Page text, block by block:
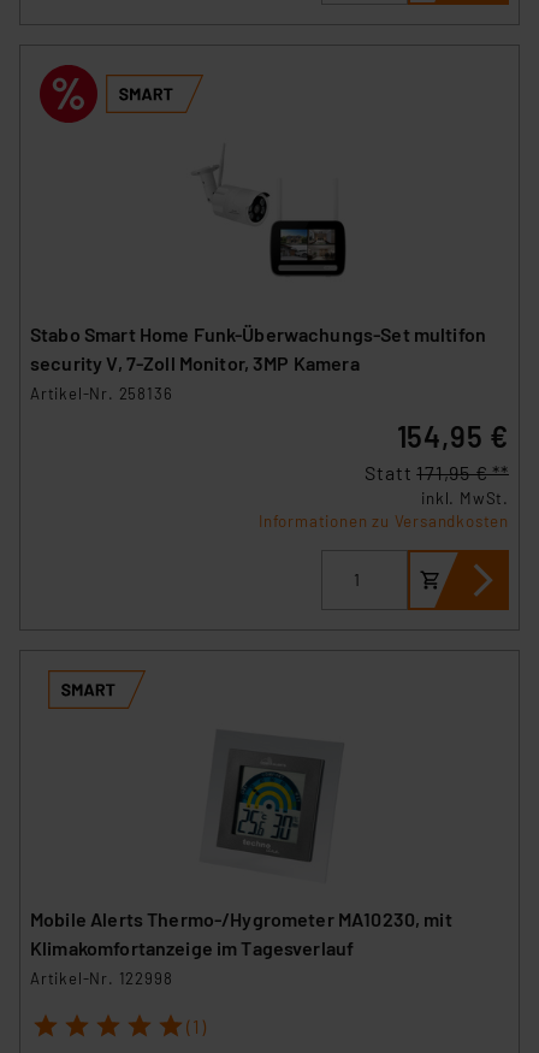
Stabo Smart Home Funk-Überwachungs-Set multifon
security V, 7-Zoll Monitor, 3MP Kamera
Artikel-Nr. 258136
154,95 €
Statt171,95 € **
inkl. MwSt.
Informationen zu Versandkosten
Mobile Alerts Thermo-/Hygrometer MA10230, mit
Klimakomfortanzeige im Tagesverlauf
Artikel-Nr. 122998
1 2 3 4 5 (1)